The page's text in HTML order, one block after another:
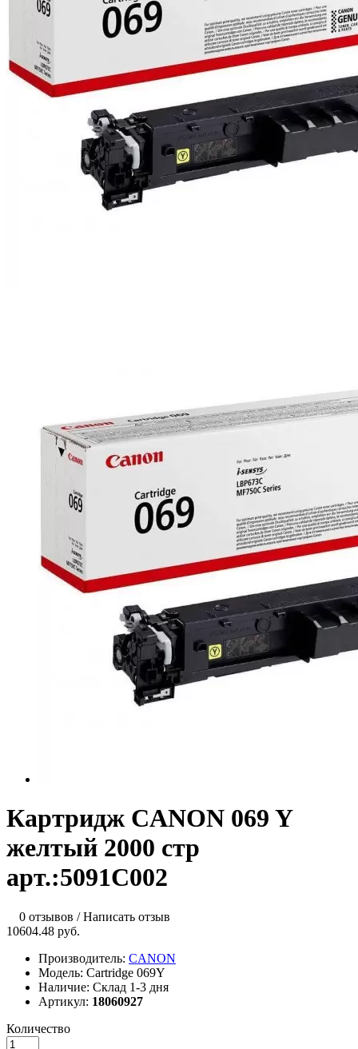
Картридж CANON 069 Y
желтый 2000 стр
арт.:5091C002
0 отзывов /Написать отзыв
10604.48 руб.
Производитель: CANON
Модель: Cartridge 069Y
Наличие: Склад 1-3 дня
Артикул: 18060927
Количество